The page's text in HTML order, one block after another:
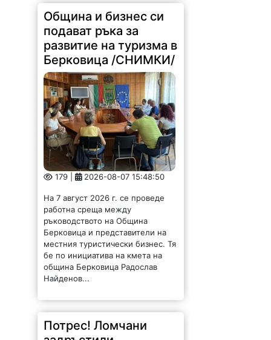
179 | 2026-08-07 15:48:50
На 7 август 2026 г. се проведе
работна среща между
ръководството на Община
Берковица и представители на
местния туристически бизнес. Тя
бе по инициатива на кмета на
община Берковица Радослав
Найденов...
задръстили
канализация с
парцали и завивки /
СНИМКИ/